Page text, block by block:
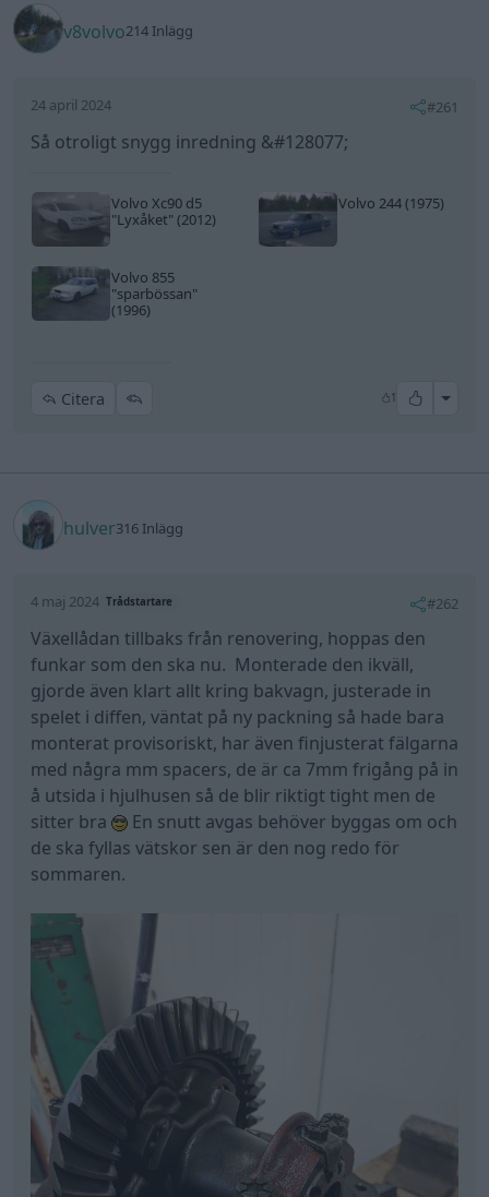
v8volvo214 Inlägg
24 april 2024 #261
Så otroligt snygg inredning &#128077;
Volvo Xc90 d5
"Lyxåket"(2012)
Volvo 244 (1975)
Volvo 855
"sparbössan"
(1996)
Citera 1 All
hulver316 Inlägg
4 maj 2024 Trådstartare #262
Växellådan tillbaks från renovering, hoppas den
funkar som den ska nu. Monterade den ikväll,
gjorde även klart allt kring bakvagn, justerade in
spelet i diffen, väntat på ny packning så hade bara
monterat provisoriskt, har även finjusterat fälgarna
med några mm spacers, de är ca 7mm frigång på in
å utsida i hjulhusen så de blir riktigt tight men de
sitter bra
En snutt avgas behöver byggas om och
de ska fyllas vätskor sen är den nog redo för
sommaren.